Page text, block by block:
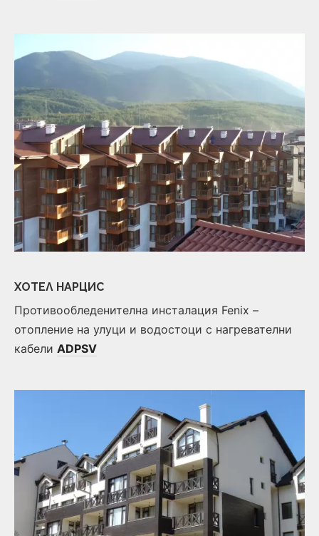
ХОТЕЛ НАРЦИС
Противообледенителна инсталация Fenix –
отопление на улуци и водостоци с нагревателни
кабели ADPSV